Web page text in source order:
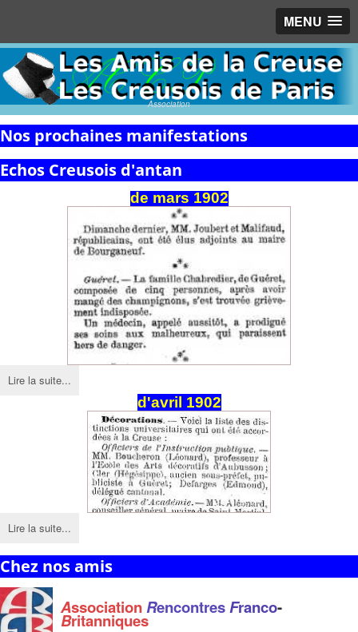
MENU
Association
Nos prochaines manifestations
Echos Creusois d'antan
de mars 1902
Lire la suite...
d'avril 1902
Lire la suite...
Chez nos amis
AssociationRencontresFranco-
Britanniques